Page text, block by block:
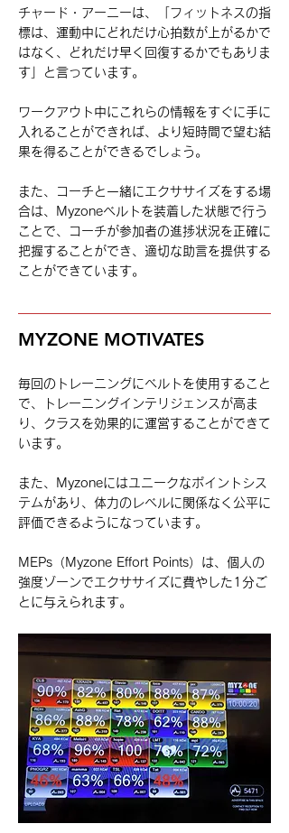
チャード・アーニーは、「フィットネスの指
標は、運動中にどれだけ心拍数が上がるかで
はなく、どれだけ早く回復するかでもありま
す」と言っています。
ワークアウト中にこれらの情報をすぐに手に
入れることができれば、より短時間で望む結
果を得ることができるでしょう。
また、コーチと一緒にエクササイズをする場
合は、Myzoneベルトを装着した状態で行う
ことで、コーチが参加者の進捗状況を正確に
把握することができ、適切な助言を提供する
ことができています。
MYZONE MOTIVATES
毎回のトレーニングにベルトを使用すること
で、トレーニングインテリジェンスが高ま
り、クラスを効果的に運営することができて
います。
また、Myzoneにはユニークなポイントシス
テムがあり、体力のレベルに関係なく公平に
評価できるようになっています。
MEPs（Myzone Effort Points）は、個人の
強度ゾーンでエクササイズに費やした1分ご
とに与えられます。